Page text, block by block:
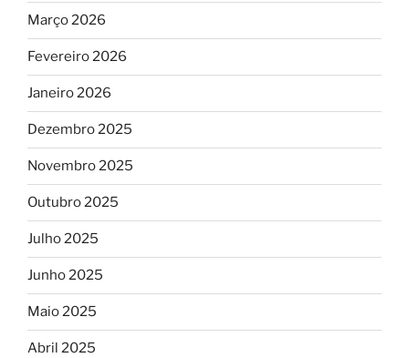
Março 2026
Fevereiro 2026
Janeiro 2026
Dezembro 2025
Novembro 2025
Outubro 2025
Julho 2025
Junho 2025
Maio 2025
Abril 2025